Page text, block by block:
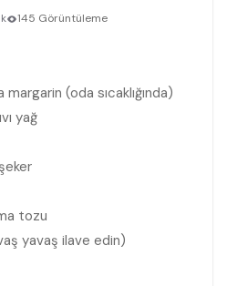
145 Görüntüleme
(oda sıcaklığında)
yağ
tozu
yavaş ilave edin)